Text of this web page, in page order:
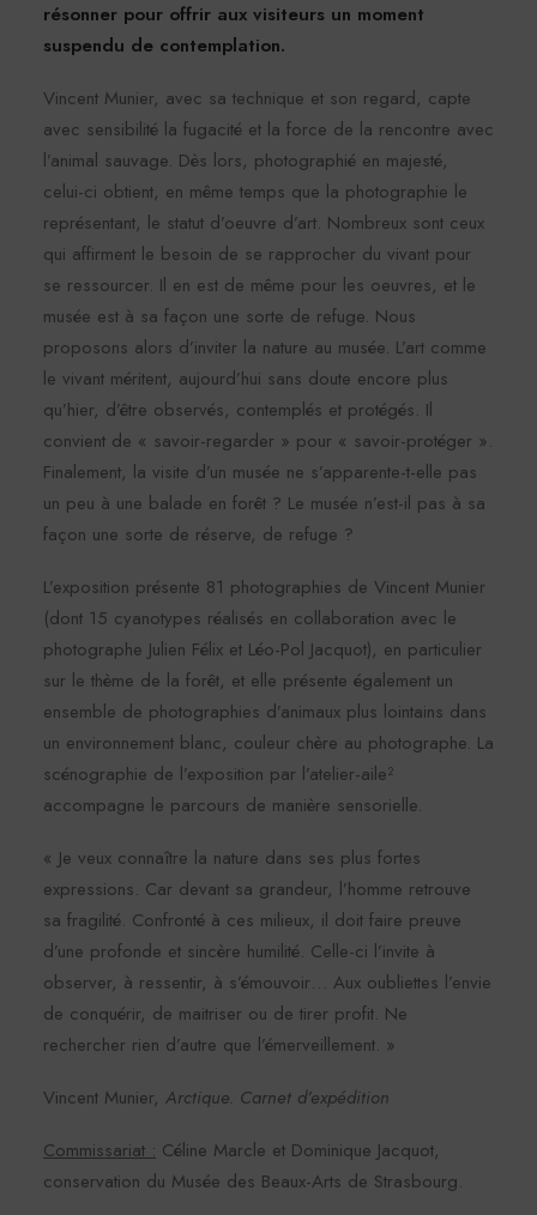
résonner pour offrir aux visiteurs un moment
suspendu de contemplation.
Vincent Munier, avec sa technique et son regard, capte
avec sensibilité la fugacité et la force de la rencontre avec
l’animal sauvage. Dès lors, photographié en majesté,
celui-ci obtient, en même temps que la photographie le
représentant, le statut d’oeuvre d’art. Nombreux sont ceux
qui affirment le besoin de se rapprocher du vivant pour
se ressourcer. Il en est de même pour les oeuvres, et le
musée est à sa façon une sorte de refuge. Nous
proposons alors d’inviter la nature au musée. L’art comme
le vivant méritent, aujourd’hui sans doute encore plus
qu’hier, d’être observés, contemplés et protégés. Il
convient de « savoir-regarder » pour « savoir-protéger ».
Finalement, la visite d’un musée ne s’apparente-t-elle pas
un peu à une balade en forêt ? Le musée n’est-il pas à sa
façon une sorte de réserve, de refuge ?
L’exposition présente 81 photographies de Vincent Munier
(dont 15 cyanotypes réalisés en collaboration avec le
photographe Julien Félix et Léo-Pol Jacquot), en particulier
sur le thème de la forêt, et elle présente également un
ensemble de photographies d’animaux plus lointains dans
un environnement blanc, couleur chère au photographe. La
scénographie de l’exposition par l’atelier-aile²
accompagne le parcours de manière sensorielle.
« Je veux connaître la nature dans ses plus fortes
expressions. Car devant sa grandeur, l’homme retrouve
sa fragilité. Confronté à ces milieux, il doit faire preuve
d’une profonde et sincère humilité. Celle-ci l’invite à
observer, à ressentir, à s’émouvoir… Aux oubliettes l’envie
de conquérir, de maitriser ou de tirer profit. Ne
rechercher rien d’autre que l’émerveillement. »
Vincent Munier, Arctique. Carnet d’expédition
Commissariat : Céline Marcle et Dominique Jacquot,
conservation du Musée des Beaux-Arts de Strasbourg.